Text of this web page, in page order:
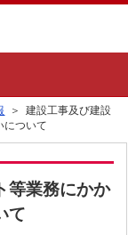
＞ 建設工事及び建設
について
等業務にかか
て